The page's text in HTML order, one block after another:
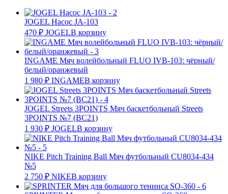
JOGEL Насос JA-103
470 ₽ JOGELВ корзину
INGAME Мяч волейбольный FLUO IVB-103: чёрный/
белый/оранжевый
1 980 ₽ INGAMEВ корзину
JOGEL Streets 3POINTS Мяч баскетбольный Streets
3POINTS №7 (BC21)
1 930 ₽ JOGELВ корзину
NIKE Pitch Training Ball Мяч футбольный CU8034-434
№5
2 750 ₽ NIKEВ корзину